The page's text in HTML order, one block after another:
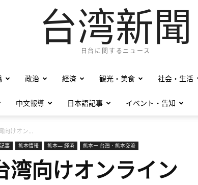
台湾新聞
日台に関するニュース
政治 経済 観光・美食 社会・生活
中文報導 日本語記事 イベント・告知
向けオン...
事 熊本情報 熊本— 経済 熊本ー 台灣．熊本交流
湾向けオンライン